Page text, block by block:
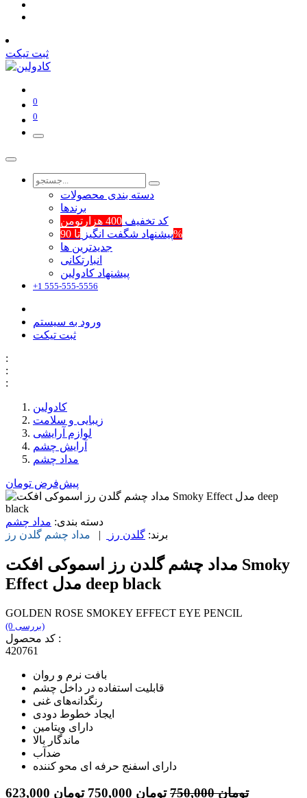
ثبت تیکت
0
0
دسته بندی محصولات
برند‌ها
کد تخفیف 400 هزارتومن
پیشنهاد شگفت انگیزتا 90%
جدیدترین ها
انبارتکانی
پیشنهاد کادولین
+1 555-555-5556
ورود به سیستم
ثبت تیکت
:
:
:
کادولین
زیبایی و سلامت
لوازم آرایشی
آرایش چشم
مداد چشم
پیش‌فرض تومان
دسته بندی: مداد چشم
برند: گلدن رز | مداد چشم گلدن رز
مداد چشم گلدن رز اسموکی افکت Smoky
Effect مدل deep black
GOLDEN ROSE SMOKEY EFFECT EYE PENCIL
(0 بررسی)
کد محصول :
420761
بافت نرم و روان
قابلیت استفاده در داخل چشم
رنگدانه‌های غنی
ایجاد خطوط دودی
دارای ویتامین
ماندگار بالا
ضدآب
دارای اسفنج حرفه ای محو کننده
623,000 تومان 750,000 تومان 750,000 تومان